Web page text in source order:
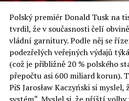
Otázky spojené s vývojem umělé
fóru AI zvláště diskutovanou
zahrnovat vyhrazenou
panelů, prezentací, workshopů a
Budou diskutovány klíčové
inteligence ve společnosti, ale i v
komerčních služeb. Budou se
Polský premiér Donald Tusk na
tvrdil, že v současnosti čelí
vládní garnitury. Podle něj se
podezřelých veřejných výdajů
(což je přibližně 20 % polského
přepočtu asi 600 miliard korun).
PiS Jarosław Kaczyński si